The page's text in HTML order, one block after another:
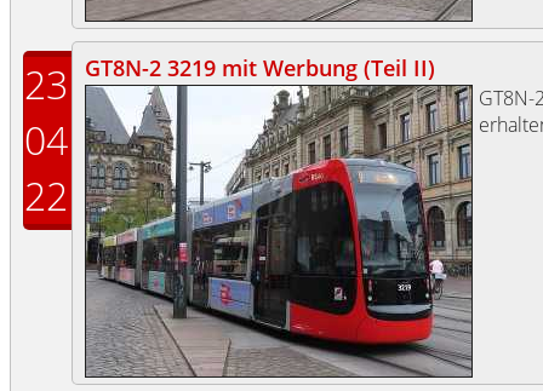
23
04
22
GT8N-2 3219 mit Werbung (Teil II)